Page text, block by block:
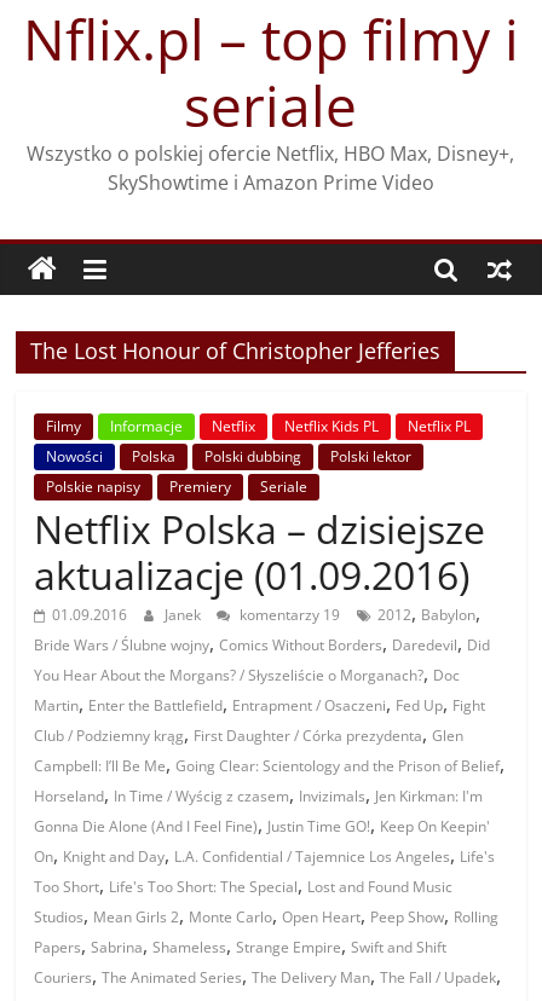
treściNflix.pl – top filmy i
seriale
Wszystko o polskiej ofercie Netflix, HBO Max, Disney+,
SkyShowtime i Amazon Prime Video
The Lost Honour of Christopher Jefferies
Filmy Informacje Netflix Netflix Kids PL
Netflix PL
Nowości
Polska Polski dubbing
Polski lektor
Polskie napisy
Premiery Seriale
Netflix Polska – dzisiejsze
aktualizacje (01.09.2016)
01.09.2016 Janek komentarzy 19 2012, Babylon,
Bride Wars / Ślubne wojny,Comics Without Borders, Daredevil, Did
You Hear About the Morgans? / Słyszeliście o Morganach?, Doc
Martin, Enter the Battlefield, Entrapment / Osaczeni, Fed Up, Fight
Club / Podziemny krąg, First Daughter / Córka prezydenta,Glen
Campbell: I’ll Be Me,Going Clear: Scientology and the Prison of Belief,
Horseland, In Time / Wyścig z czasem, Invizimals, Jen Kirkman: I'm
Gonna Die Alone (And I Feel Fine), Justin Time GO!, Keep On Keepin'
On, Knight and Day, L.A. Confidential / Tajemnice Los Angeles, Life's
Too Short, Life's Too Short: The Special, Lost and Found Music
Studios, Mean Girls 2, Monte Carlo,Open Heart, Peep Show, Rolling
Papers,Sabrina,Shameless,Strange Empire,Swift and Shift
Couriers,The Animated Series,The Delivery Man,The Fall / Upadek,